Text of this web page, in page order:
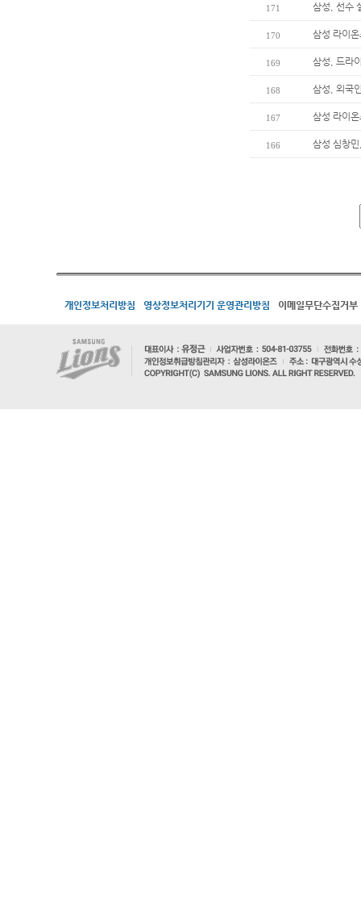
171 삼성, 선수
170 삼성 라이
169 삼성, 드라
168 삼성, 외국
167 삼성 라이
166 삼성 심창
개인정보처리방침 영상정보처리기기 운영관리방침 이메일무단수집거부